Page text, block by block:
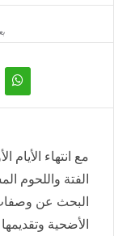
بعد
مع انتهاء
الفتة واللحوم
البحث عن
الأضحية